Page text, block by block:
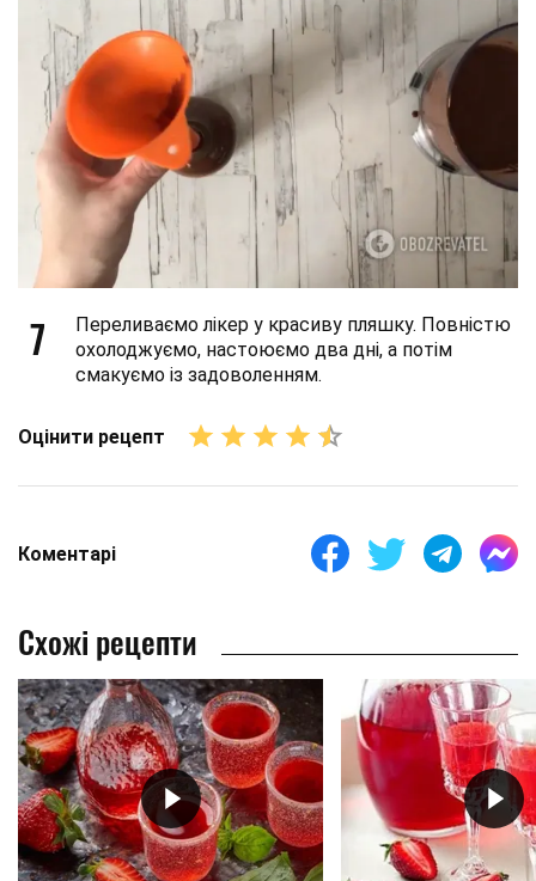
7
Переливаємо лікер у красиву пляшку. Повністю
охолоджуємо, настоюємо два дні, а потім
смакуємо із задоволенням.
Оцінити рецепт
Коментарі
Схожі рецепти